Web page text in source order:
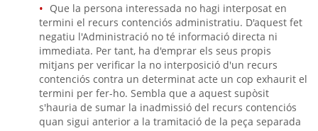
Que la persona interessada no hagi interposat en
termini el recurs contenciós administratiu. D'aquest fet
negatiu l'Administració no té informació directa ni
immediata. Per tant, ha d'emprar els seus propis
mitjans per verificar la no interposició d'un recurs
contenciós contra un determinat acte un cop exhaurit el
termini per fer-ho. Sembla que a aquest supòsit
s'hauria de sumar la inadmissió del recurs contenciós
quan sigui anterior a la tramitació de la peça separada